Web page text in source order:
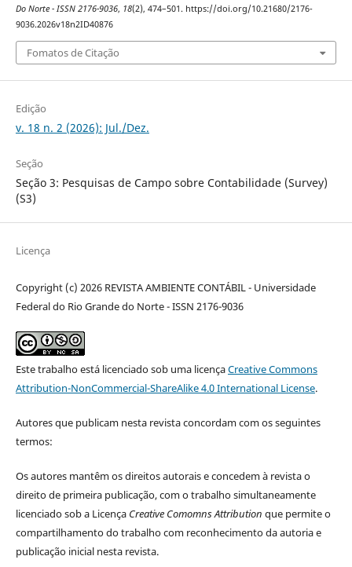
Do Norte - ISSN 2176-9036, 18(2), 474–501. https://doi.org/10.21680/2176-
9036.2026v18n2ID40876
Fomatos de Citação
Edição
v. 18 n. 2 (2026): Jul./Dez.
Seção
Seção 3: Pesquisas de Campo sobre Contabilidade (Survey)
(S3)
Licença
Copyright (c) 2026 REVISTA AMBIENTE CONTÁBIL - Universidade
Federal do Rio Grande do Norte - ISSN 2176-9036
Este trabalho está licenciado sob uma licençaCreative Commons
Attribution-NonCommercial-ShareAlike 4.0 International License.
Autores que publicam nesta revista concordam com os seguintes
termos:
Os autores mantêm os direitos autorais e concedem à revista o
direito de primeira publicação, com o trabalho simultaneamente
licenciado sob a Licença Creative Comomns Attribution que permite o
compartilhamento do trabalho com reconhecimento da autoria e
publicação inicial nesta revista.